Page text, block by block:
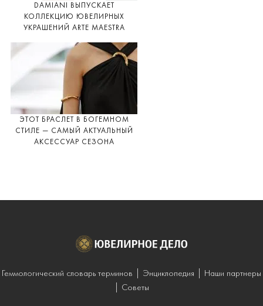
DAMIANI ВЫПУСКАЕТ
КОЛЛЕКЦИЮ ЮВЕЛИРНЫХ
УКРАШЕНИЙ ARTE MAESTRA
ЭТОТ БРАСЛЕТ В БОГЕМНОМ
СТИЛЕ — САМЫЙ АКТУАЛЬНЫЙ
АКСЕССУАР СЕЗОНА
Геммологический словарь терминов Энциклопедия
Наши партнеры
Советы